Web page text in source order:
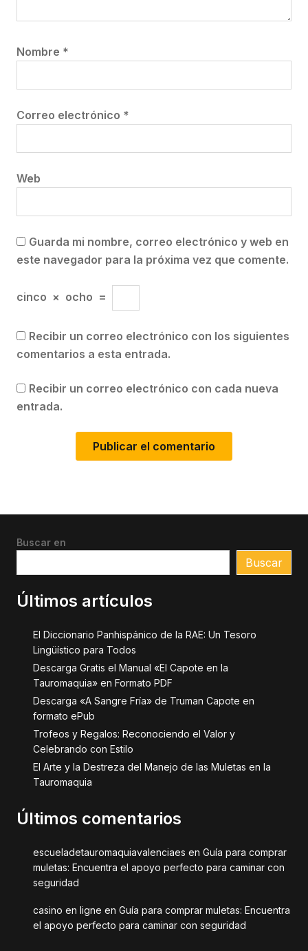
Nombre *
Correo electrónico *
Web
Guarda mi nombre, correo electrónico y web en
este navegador para la próxima vez que comente.
cinco × ocho =
Recibir un correo electrónico con los siguientes
comentarios a esta entrada.
Recibir un correo electrónico con cada nueva
entrada.
Buscar en
Buscar
Últimos artículos
El Diccionario Panhispánico de la RAE: Un Tesoro
Lingüístico para Todos
Descarga Gratis el Manual «El Capote en la
Tauromaquia» en Formato PDF
Descarga «A Sangre Fría» de Truman Capote en
formato ePub
Trofeos y Regalos: Reconociendo el Valor y
Celebrando con Estilo
El Arte y la Destreza del Manejo de las Muletas en la
Tauromaquia
Últimos comentarios
escueladetauromaquiavalenciaes en Guía para comprar
muletas: Encuentra el apoyo perfecto para caminar con
seguridad
casino en ligne en Guía para comprar muletas: Encuentra
el apoyo perfecto para caminar con seguridad